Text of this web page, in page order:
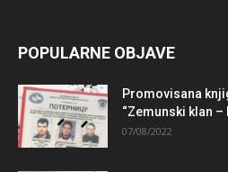
POPULARNE OBJAVE
Promovisana
“Zemunski klan –
07/08/2022